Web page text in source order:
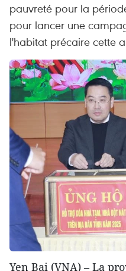
pauvreté pour la
pour lancer une
l'habitat précaire cette
Yen Bai (VNA) – La